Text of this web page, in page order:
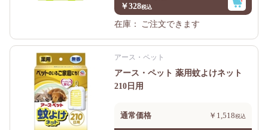
￥328
在庫：
ご注文できます
アース・ペット
アース・ペット 薬用蚊よけネット
210日用
通常価格 ￥1,518